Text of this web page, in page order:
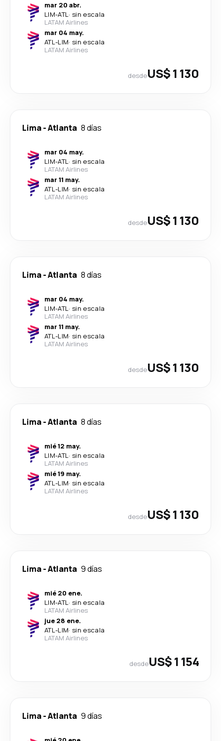
mar 20 abr.
LIM-ATL· sin escala
LATAM Airlines
mar 04 may.
ATL-LIM· sin escala
LATAM Airlines
desdeUS$ 1 130
Lima-Atlanta 8 días
mar 04 may.
LIM-ATL· sin escala
LATAM Airlines
mar 11 may.
ATL-LIM· sin escala
LATAM Airlines
desdeUS$ 1 130
Lima-Atlanta 8 días
mar 04 may.
LIM-ATL· sin escala
LATAM Airlines
mar 11 may.
ATL-LIM· sin escala
LATAM Airlines
desdeUS$ 1 130
Lima-Atlanta 8 días
mié 12 may.
LIM-ATL· sin escala
LATAM Airlines
mié 19 may.
ATL-LIM· sin escala
LATAM Airlines
desdeUS$ 1 130
Lima-Atlanta 9 días
mié 20 ene.
LIM-ATL· sin escala
LATAM Airlines
jue 28 ene.
ATL-LIM· sin escala
LATAM Airlines
desdeUS$ 1 154
Lima-Atlanta 9 días